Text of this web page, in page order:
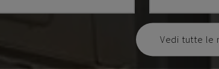
Vedi tutte le